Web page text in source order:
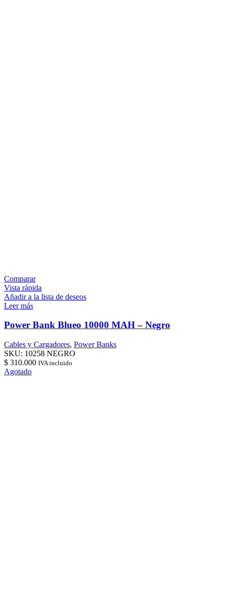
Comparar
Vista rápida
Añadir a la lista de deseos
Leer más
Power Bank Blueo 10000 MAH – Negro
Cables y Cargadores, Power Banks
SKU: 10258 NEGRO
$ 310.000 IVA incluido
Agotado